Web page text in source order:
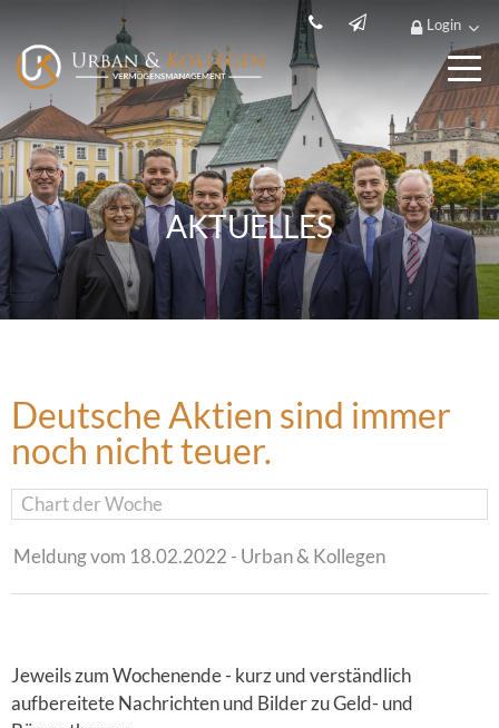
Login
AKTUELLES
Deutsche Aktien sind immer
noch nicht teuer.
Chart der Woche
Meldung vom 18.02.2022 - Urban & Kollegen
Jeweils zum Wochenende - kurz und verständlich
aufbereitete Nachrichten und Bilder zu Geld- und